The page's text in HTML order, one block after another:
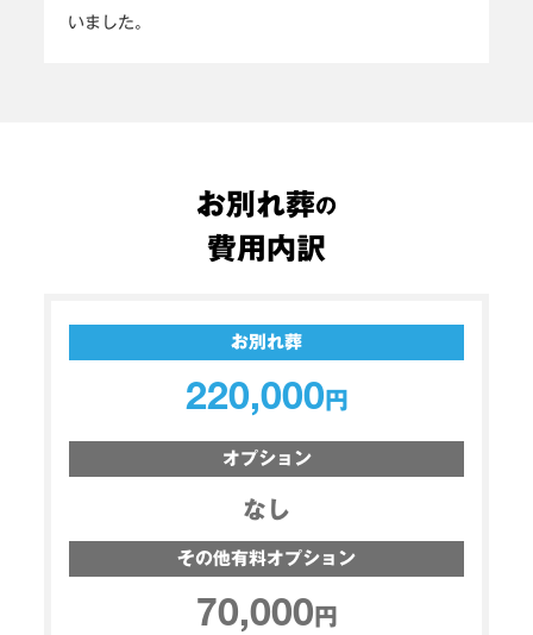
いました。
お別れ葬の
費用内訳
お別れ葬
220,000 円
オプション
なし
その他有料オプション
70,000 円